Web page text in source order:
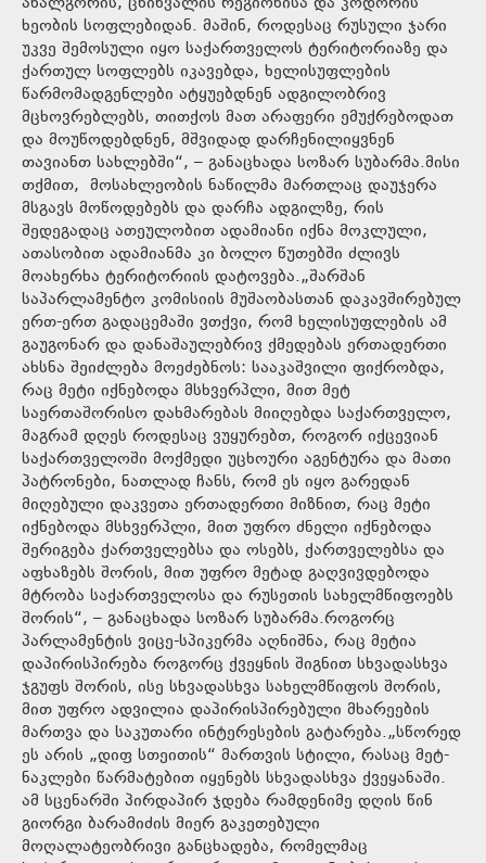
ხეობის სოფლებიდან. მაშინ, როდესაც რუსული ჯარი
უკვე შემოსული იყო საქართველოს ტერიტორიაზე და
ქართულ სოფლებს იკავებდა, ხელისუფლების
წარმომადგენლები ატყუებდნენ ადგილობრივ
მცხოვრებლებს, თითქოს მათ არაფერი ემუქრებოდათ
და მოუწოდებდნენ, მშვიდად დარჩენილიყვნენ
თავიანთ სახლებში“, – განაცხადა სოზარ სუბარმა.მისი
თქმით, მოსახლეობის ნაწილმა მართლაც დაუჯერა
მსგავს მოწოდებებს და დარჩა ადგილზე, რის
შედეგადაც ათეულობით ადამიანი იქნა მოკლული,
ათასობით ადამიანმა კი ბოლო წუთებში ძლივს
მოახერხა ტერიტორიის დატოვება.„შარშან
საპარლამენტო კომისიის მუშაობასთან დაკავშირებულ
ერთ-ერთ გადაცემაში ვთქვი, რომ ხელისუფლების ამ
გაუგონარ და დანაშაულებრივ ქმედებას ერთადერთი
ახსნა შეიძლება მოეძებნოს: სააკაშვილი ფიქრობდა,
რაც მეტი იქნებოდა მსხვერპლი, მით მეტ
საერთაშორისო დახმარებას მიიღებდა საქართველო,
მაგრამ დღეს როდესაც ვუყურებთ, როგორ იქცევიან
საქართველოში მოქმედი უცხოური აგენტურა და მათი
პატრონები, ნათლად ჩანს, რომ ეს იყო გარედან
მიღებული დაკვეთა ერთადერთი მიზნით, რაც მეტი
იქნებოდა მსხვერპლი, მით უფრო ძნელი იქნებოდა
შერიგება ქართველებსა და ოსებს, ქართველებსა და
აფხაზებს შორის, მით უფრო მეტად გაღვივდებოდა
მტრობა საქართველოსა და რუსეთის სახელმწიფოებს
შორის“, – განაცხადა სოზარ სუბარმა.როგორც
პარლამენტის ვიცე-სპიკერმა აღნიშნა, რაც მეტია
დაპირისპირება როგორც ქვეყნის შიგნით სხვადასხვა
ჯგუფს შორის, ისე სხვადასხვა სახელმწიფოს შორის,
მით უფრო ადვილია დაპირისპირებული მხარეების
მართვა და საკუთარი ინტერესების გატარება.„სწორედ
ეს არის „დიფ სთეითის“ მართვის სტილი, რასაც მეტ-
ნაკლები წარმატებით იყენებს სხვადასხვა ქვეყანაში.
ამ სცენარში პირდაპირ ჯდება რამდენიმე დღის წინ
გიორგი ბარამიძის მიერ გაკეთებული
მოღალატეობრივი განცხადება, რომელმაც